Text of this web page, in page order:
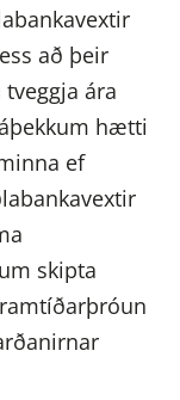
að þeir
ára
hætti
ef
skipta